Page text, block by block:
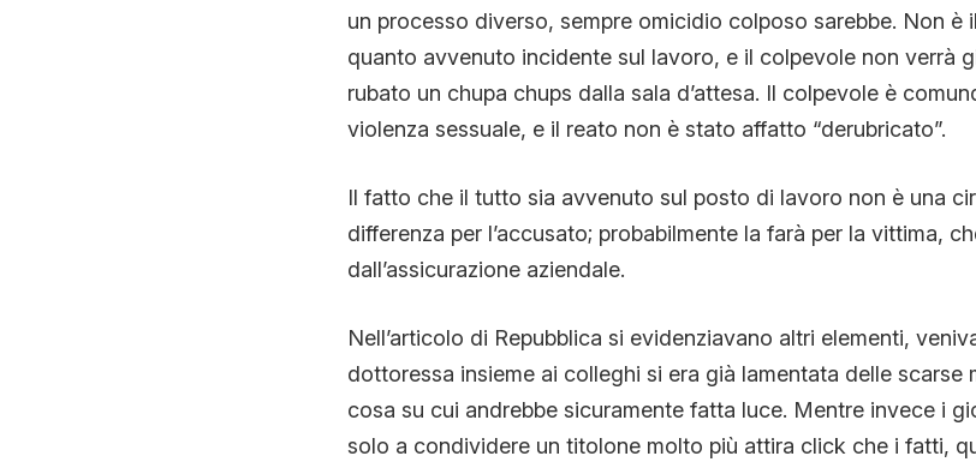
un processo diverso, sempre omicidio colposo sarebbe. Non è
quanto avvenuto incidente sul lavoro, e il colpevole non verrà
rubato un chupa chups dalla sala d’attesa. Il colpevole è
violenza sessuale, e il reato non è stato affatto “derubricato”.
Il fatto che il tutto sia avvenuto sul posto di lavoro non è una
differenza per l’accusato; probabilmente la farà per la vittima,
dall’assicurazione aziendale.
Nell’articolo di Repubblica si evidenziavano altri elementi,
dottoressa insieme ai colleghi si era già lamentata delle scarse
cosa su cui andrebbe sicuramente fatta luce. Mentre invece i
solo a condividere un titolone molto più attira click che i fatti,